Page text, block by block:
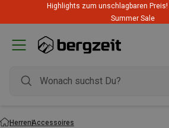
Highlights zum unschlagbaren Preis!
Summer Sale
HerrenAccessoires